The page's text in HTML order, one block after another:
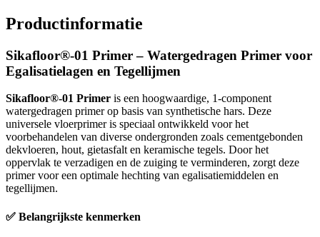
Productinformatie
Sikafloor®-01 Primer – Watergedragen Primer voor
Egalisatielagen en Tegellijmen
Sikafloor®-01 Primer is een hoogwaardige, 1-component
watergedragen primer op basis van synthetische hars. Deze
universele vloerprimer is speciaal ontwikkeld voor het
voorbehandelen van diverse ondergronden zoals cementgebonden
dekvloeren, hout, gietasfalt en keramische tegels. Door het
oppervlak te verzadigen en de zuiging te verminderen, zorgt deze
primer voor een optimale hechting van egalisatiemiddelen en
tegellijmen.
✅ Belangrijkste kenmerken